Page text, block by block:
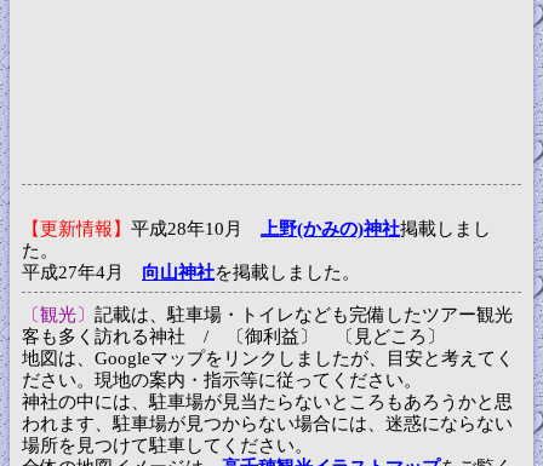
【更新情報】 平成28年10月 上野(かみの)神社掲載しまし
た。
平成27年4月 向山神社を掲載しました。
〔観光〕 記載は、駐車場・トイレなども完備したツアー観光
客も多く訪れる神社 / 〔御利益〕 〔見どころ〕
地図は、Googleマップをリンクしましたが、目安と考えてく
ださい。現地の案内・指示等に従ってください。
神社の中には、駐車場が見当たらないところもあろうかと思
われます、駐車場が見つからない場合には、迷惑にならない
場所を見つけて駐車してください。